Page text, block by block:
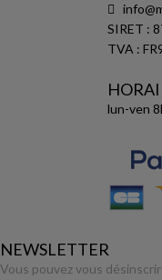
SIRET :
TVA :
lun-ven
NEWSLETTER
Vous pouvez vous